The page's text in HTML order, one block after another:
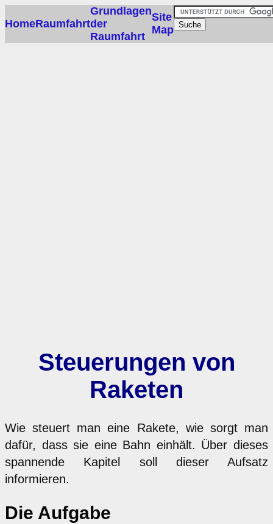
HomeRaumfahrt
Grundlagen
der
Raumfahrt
Site
Map
Steuerungen von
Raketen
Wie steuert man eine Rakete, wie sorgt man
dafür, dass sie eine Bahn einhält. Über dieses
spannende Kapitel soll dieser Aufsatz
informieren.
Die Aufgabe